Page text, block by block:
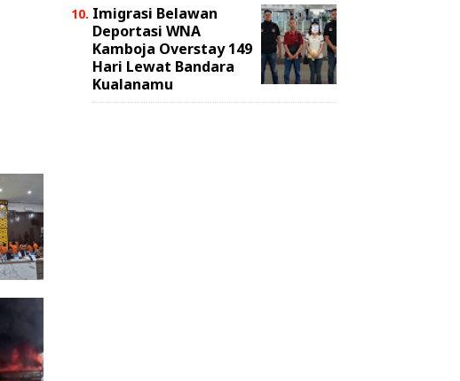
Imigrasi Belawan
Deportasi WNA
Kamboja Overstay 149
Hari Lewat Bandara
Kualanamu